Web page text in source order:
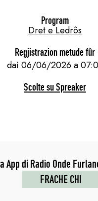
Program
Dret e Ledrôs
Regjistrazion metude fûr
dai 06/06/2026 a
Scolte su Spreaker
App di Radio Onde
FRACHE CHI